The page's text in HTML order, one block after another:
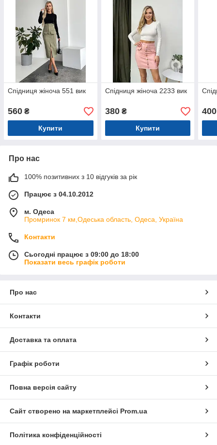
Спідниця жіноча 551 вик
560 ₴
Купити
Спідниця жіноча 2233 вик
380₴
Купити
400
Про нас
100% позитивних з 10 відгуків за рік
Працює з 04.10.2012
м. Одеса
Промринок 7 км,Одеська область, Одеса, Україна
Контакти
Сьогодні працює з 09:00 до 18:00
Показати весь графік роботи
Про нас
Контакти
Доставка та оплата
Графік роботи
Повна версія сайту
Сайт створено на маркетплейсі Prom.ua
Політика конфіденційності